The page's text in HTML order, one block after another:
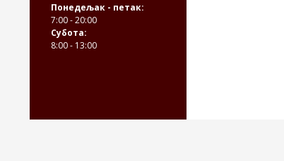
Понедељак - петак:
7:00 - 20:00
Субота:
8:00 - 13:00